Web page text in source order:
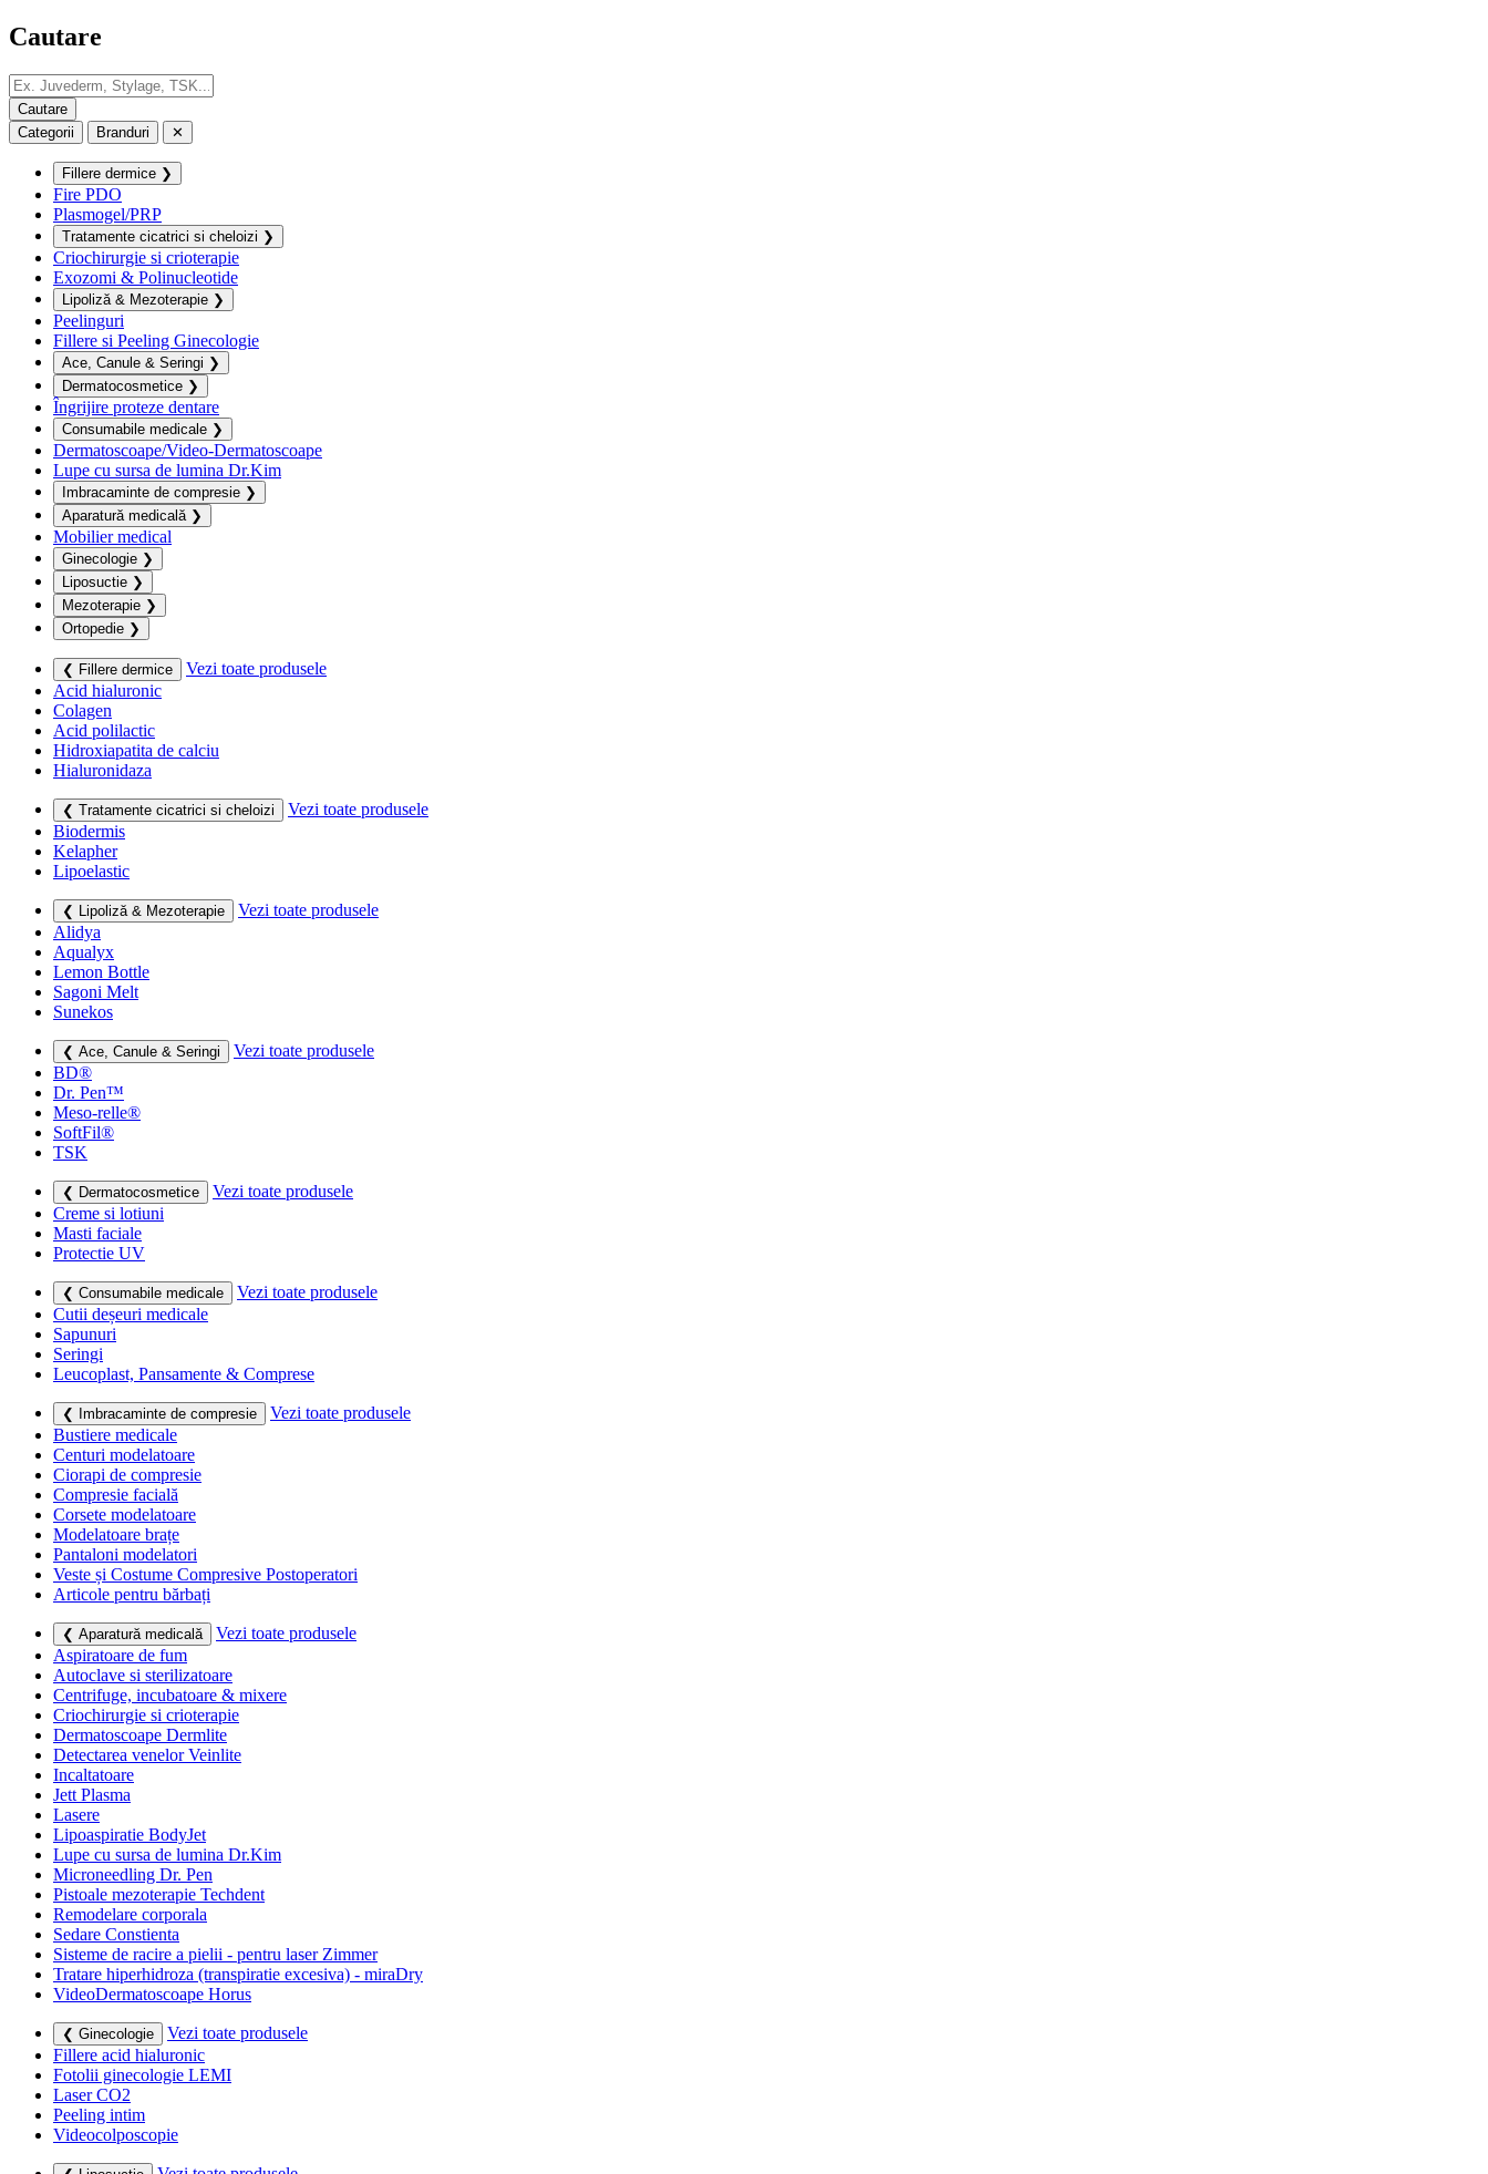
Cautare
Categorii Branduri ✕
Fillere dermice ❯
Fire PDO
Plasmogel/PRP
Tratamente cicatrici si cheloizi ❯
Criochirurgie si crioterapie
Exozomi & Polinucleotide
Lipoliză & Mezoterapie ❯
Peelinguri
Fillere si Peeling Ginecologie
Ace, Canule & Seringi ❯
Dermatocosmetice ❯
Îngrijire proteze dentare
Consumabile medicale ❯
Dermatoscoape/Video-Dermatoscoape
Lupe cu sursa de lumina Dr.Kim
Imbracaminte de compresie ❯
Aparatură medicală ❯
Mobilier medical
Ginecologie ❯
Liposuctie ❯
Mezoterapie ❯
Ortopedie ❯
❮ Fillere dermice
Vezi toate produsele
Acid hialuronic
Colagen
Acid polilactic
Hidroxiapatita de calciu
Hialuronidaza
❮ Tratamente cicatrici si cheloizi
Vezi toate produsele
Biodermis
Kelapher
Lipoelastic
❮ Lipoliză & Mezoterapie
Vezi toate produsele
Alidya
Aqualyx
Lemon Bottle
Sagoni Melt
Sunekos
❮ Ace, Canule & Seringi
Vezi toate produsele
BD®
Dr. Pen™
Meso-relle®
SoftFil®
TSK
❮ Dermatocosmetice
Vezi toate produsele
Creme si lotiuni
Masti faciale
Protectie UV
❮ Consumabile medicale
Vezi toate produsele
Cutii deșeuri medicale
Sapunuri
Seringi
Leucoplast, Pansamente & Comprese
❮ Imbracaminte de compresie
Vezi toate produsele
Bustiere medicale
Centuri modelatoare
Ciorapi de compresie
Compresie facială
Corsete modelatoare
Modelatoare brațe
Pantaloni modelatori
Veste și Costume Compresive Postoperatori
Articole pentru bărbați
❮ Aparatură medicală
Vezi toate produsele
Aspiratoare de fum
Autoclave si sterilizatoare
Centrifuge, incubatoare & mixere
Criochirurgie si crioterapie
Dermatoscoape Dermlite
Detectarea venelor Veinlite
Incaltatoare
Jett Plasma
Lasere
Lipoaspiratie BodyJet
Lupe cu sursa de lumina Dr.Kim
Microneedling Dr. Pen
Pistoale mezoterapie Techdent
Remodelare corporala
Sedare Constienta
Sisteme de racire a pielii - pentru laser Zimmer
Tratare hiperhidroza (transpiratie excesiva) - miraDry
VideoDermatoscoape Horus
❮ Ginecologie
Vezi toate produsele
Fillere acid hialuronic
Fotolii ginecologie LEMI
Laser CO2
Peeling intim
Videocolposcopie